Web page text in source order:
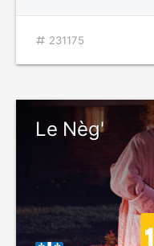
231175
Le Nèg'